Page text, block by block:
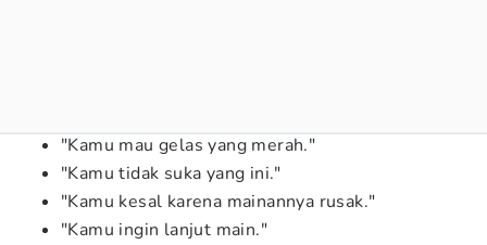
"Kamu mau gelas yang merah."
"Kamu tidak suka yang ini."
"Kamu kesal karena mainannya rusak."
"Kamu ingin lanjut main."